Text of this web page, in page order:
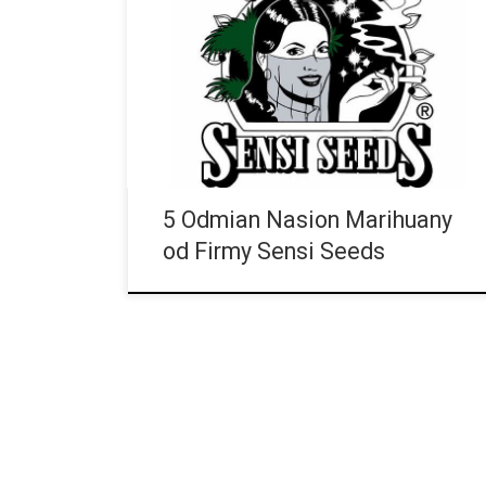
dekad powiększa swój rynek i współpracuje z
wieloma innymi firmami. W ofercie Sensi Seeds
znajdziemy wszystkie odmiany nasion konopi,
począwszy od feminizowanych, poprzez
autofloweringi, aż po medyczną marihuanę. Poniżej
przedstawimy wam 5 przykładowych odmian, które
polecamy. Mother’s Finest Ta odmiana wyróżnia się
krótkim okresem do zakwitu. Po ok. 50-70 dniach ta
hybryda […]
5 Odmian Nasion Marihuany
od Firmy Sensi Seeds